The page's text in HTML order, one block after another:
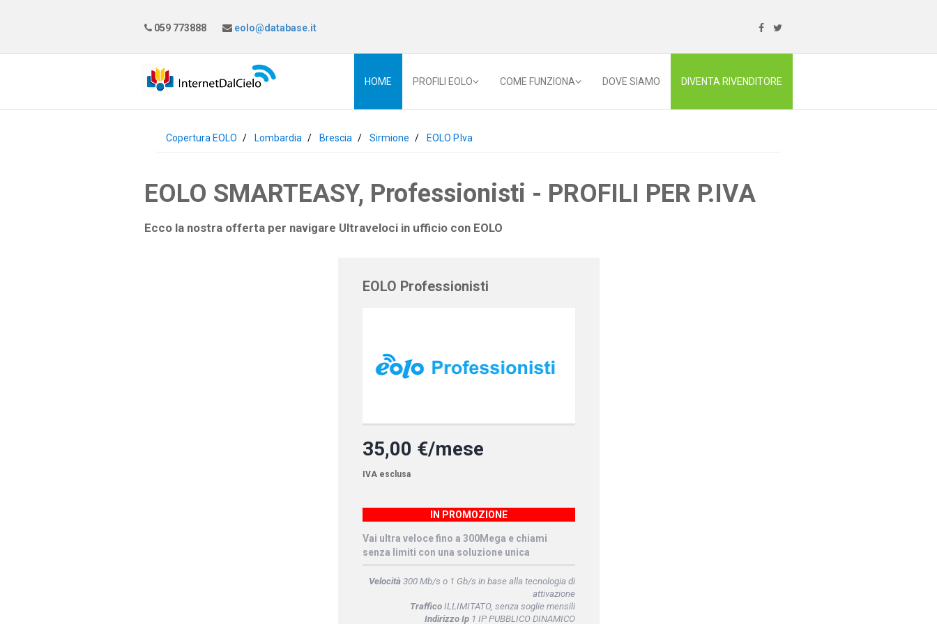
059 773888 eolo@database.it
HOME PROFILI EOLO COME FUNZIONA DOVE SIAMO DIVENTA RIVENDITORE
Copertura EOLO Lombardia Brescia Sirmione EOLO P.Iva
EOLO SMARTEASY, Professionisti - PROFILI PER P.IVA
Ecco la nostra offerta per navigare Ultraveloci in ufficio con EOLO
EOLO Professionisti
35,00 €/mese
IVA esclusa
IN PROMOZIONE
Vai ultra veloce fino a 300Mega e chiami
senza limiti con una soluzione unica
Velocità300 Mb/s o 1 Gb/s in base alla tecnologia di
attivazione
TrafficoILLIMITATO, senza soglie mensili
Indirizzo Ip1 IP PUBBLICO DINAMICO